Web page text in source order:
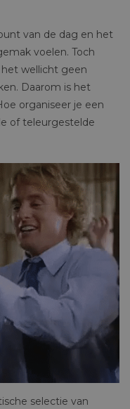
van de dag en het
voelen. Toch
wellicht geen
Daarom is het
organiseer je een
of teleurgestelde
selectie van